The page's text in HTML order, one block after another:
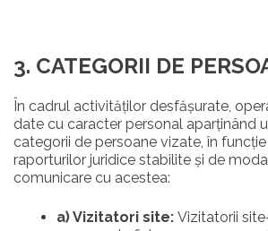
3. CATEGORII DE
În cadrul activităților desfășurate,
date cu caracter personal aparținând
categorii de persoane vizate, în
raporturilor juridice stabilite și de
comunicare cu acestea:
a) Vizitatori site: Vizitatorii